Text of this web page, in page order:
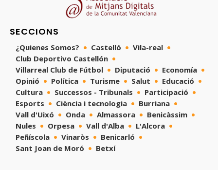
SECCIONS
¿Quienes Somos? Castelló
Vila-real
Club Deportivo Castellón
Villarreal Club de Fútbol
Diputació
Economía
Opinió
Política Turisme Salut
Educació
Cultura
Successos - Tribunals
Participació
Esports
Ciència i tecnologia
Burriana
Vall d'Uixó
Onda Almassora
Benicàssim
Nules
Orpesa Vall d'Alba
L'Alcora
Peñíscola
Vinaròs
Benicarló
Sant Joan de Moró
Betxí